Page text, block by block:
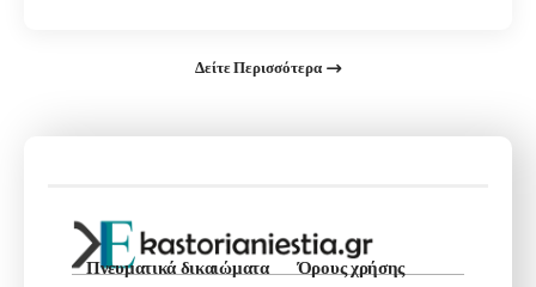
Δείτε Περισσότερα
Πνευματικά δικαιώματα
Όρους χρήσης